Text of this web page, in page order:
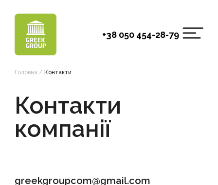
content
+38 050 454-28-79
Головна / Контакти
Контакти
компанії
greekgroupcom@gmail.com